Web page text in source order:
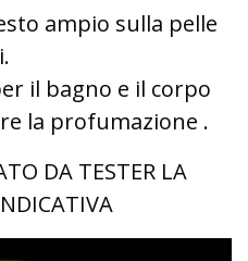
ampio sulla pelle
il bagno e il corpo
la profumazione .
DA TESTER LA